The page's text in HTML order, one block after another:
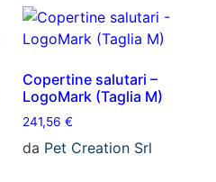
Copertine salutari –
LogoMark (Taglia M)
241,56 €
da Pet Creation Srl